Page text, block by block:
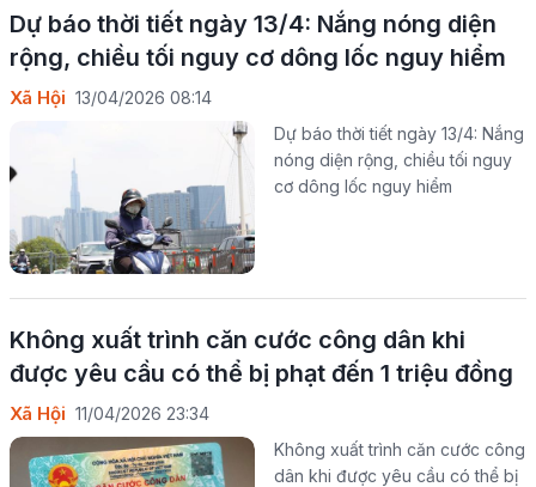
Dự báo thời tiết ngày 13/4: Nắng nóng diện
rộng, chiều tối nguy cơ dông lốc nguy hiểm
Xã Hội 13/04/2026 08:14
Dự báo thời tiết ngày 13/4: Nắng
nóng diện rộng, chiều tối nguy
cơ dông lốc nguy hiểm
Không xuất trình căn cước công dân khi
được yêu cầu có thể bị phạt đến 1 triệu đồng
Xã Hội 11/04/2026 23:34
Không xuất trình căn cước công
dân khi được yêu cầu có thể bị